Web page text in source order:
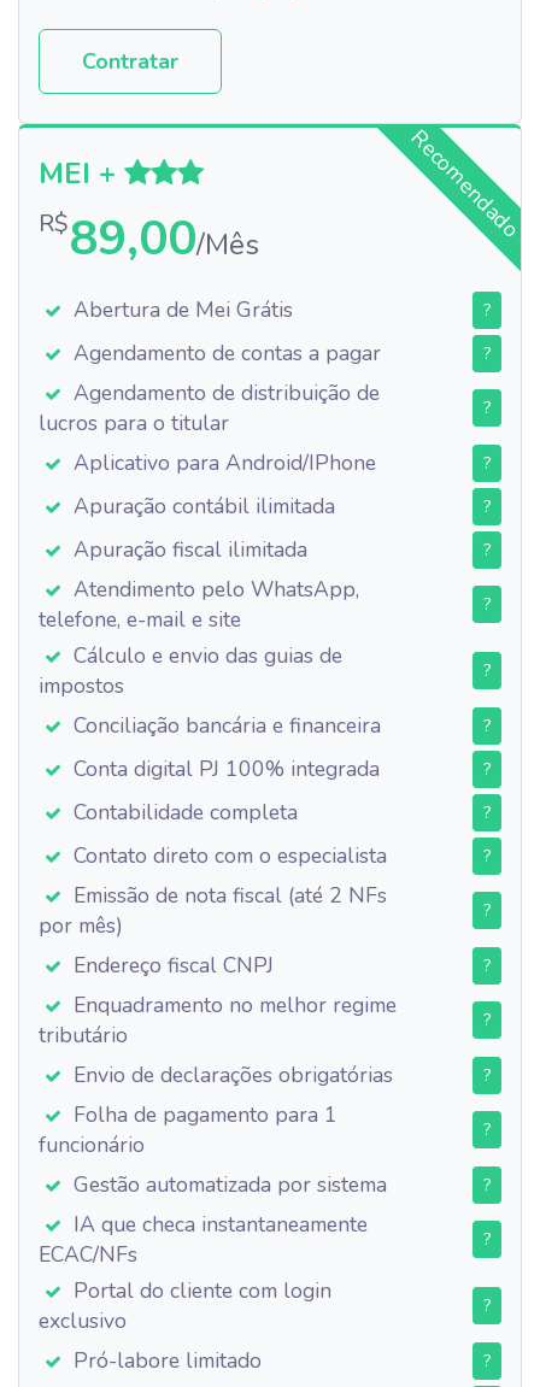
Contratar
Recomendado
MEI +
R$89,00/Mês
Abertura de Mei Grátis ?
Agendamento de contas a pagar ?
Agendamento de distribuição de
lucros para o titular
?
Aplicativo para Android/IPhone ?
Apuração contábil ilimitada ?
Apuração fiscal ilimitada ?
Atendimento pelo WhatsApp,
telefone, e-mail e site
?
Cálculo e envio das guias de
impostos
?
Conciliação bancária e financeira ?
Conta digital PJ 100% integrada ?
Contabilidade completa ?
Contato direto com o especialista ?
Emissão de nota fiscal (até 2 NFs
por mês)
?
Endereço fiscal CNPJ ?
Enquadramento no melhor regime
tributário
?
Envio de declarações obrigatórias ?
Folha de pagamento para 1
funcionário
?
Gestão automatizada por sistema ?
IA que checa instantaneamente
ECAC/NFs
?
Portal do cliente com login
exclusivo
?
Pró-labore limitado ?